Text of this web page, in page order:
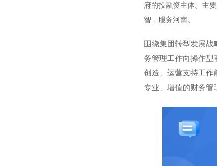
府的投融资主体。主
智，服务河南。
围绕集团转型发展
务管理工作向操作型
创造、运营支持工作
专业、增值的财务管
新华人寿保险股